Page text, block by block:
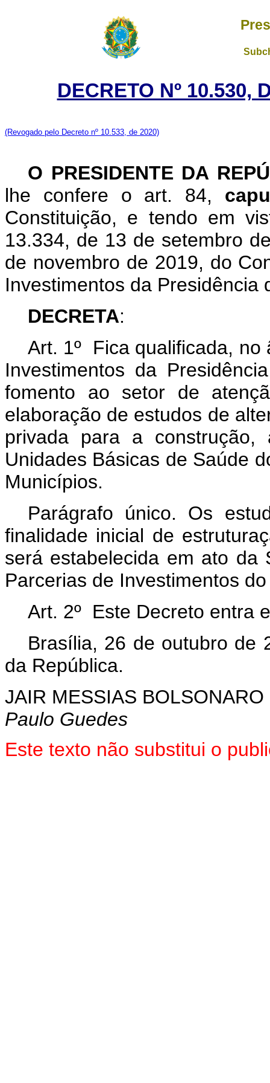
DECRETO Nº 10.530,
(Revogado pelo Decreto nº 10.533, de 2020)
O PRESIDENTE DA
lhe confere o art. 84,
Constituição, e tendo em
13.334, de 13 de setembro
de novembro de 2019, do
Investimentos da Presidência
DECRETA:
Art. 1º Fica qualificada, no
Investimentos da
fomento ao setor de
elaboração de estudos de
privada para a
Unidades Básicas de Saúde
Municípios.
Parágrafo único. Os
finalidade inicial de
será estabelecida em ato da
Parcerias de Investimentos
Art. 2º Este Decreto entra
Brasília, 26 de outubro de
da República.
JAIR MESSIAS BOLSONARO
Paulo Guedes
Este texto não substitui o